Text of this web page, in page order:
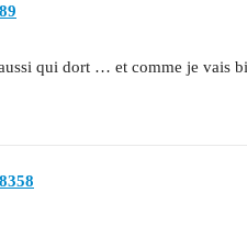
qui dort … et comme je vais